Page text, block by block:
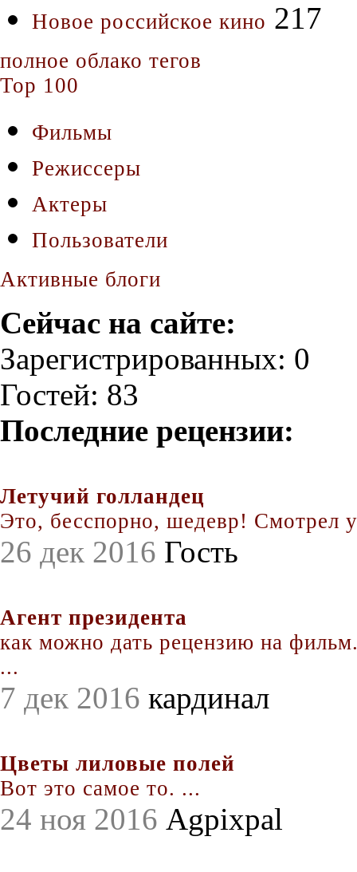
Новое российское кино 217
полное облако тегов
Top 100
Фильмы
Режиссеры
Актеры
Пользователи
Активные блоги
Сейчас на сайте:
Зарегистрированных: 0
Гостей: 83
Последние рецензии:
Летучий голландец
Это, бесспорно, шедевр! Смотрел
26 дек 2016 Гость
Агент президента
как можно дать рецензию на
...
7 дек 2016 кардинал
Цветы лиловые полей
Вот это самое то. ...
24 ноя 2016 Agpixpal